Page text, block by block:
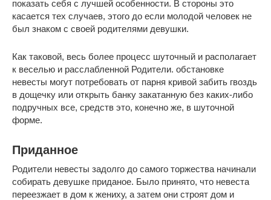
показать себя с лучшей особенности. В стороны это
касается тех случаев, этого до если молодой человек не
был знаком с своей родителями девушки.
Как таковой, весь более процесс шуточный и располагает
к веселью и расслабленной Родители. обстановке
невесты могут потребовать от парня кривой забить гвоздь
в дощечку или открыть банку закатанную без каких-либо
подручных все, средств это, конечно же, в шуточной
форме.
Приданное
Родители невесты задолго до самого торжества начинали
собирать девушке приданое. Было принято, что невеста
переезжает в дом к жениху, а затем они строят дом и